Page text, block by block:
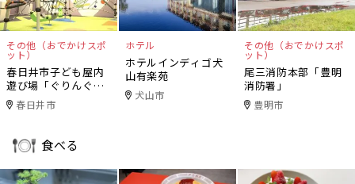
その他（おでかけスポ
ット）
春日井市子ども屋内
遊び場「ぐりんぐり
ん」春日井市
ホテル
ホテルインディゴ犬
山有楽苑
犬山市
その他（おでかけスポ
ット）
尾三消防本部「豊明
消防署」
豊明市
食べる